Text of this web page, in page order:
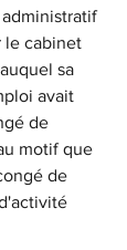
le cabinet
sa
avait
de
motif que
de